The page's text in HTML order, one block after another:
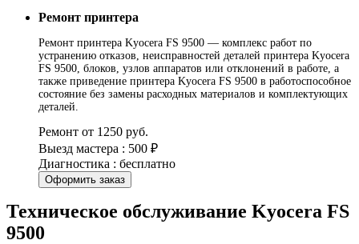
Ремонт принтера
Ремонт принтера Kyocera FS 9500 — комплекс работ по
устранению отказов, неисправностей деталей принтера Kyocera
FS 9500, блоков, узлов аппаратов или отклонений в работе, а
также приведение принтера Kyocera FS 9500 в работоспособное
состояние без замены расходных материалов и комплектующих
деталей.
Ремонт от 1250 руб.
Выезд мастера : 500 ₽
Диагностика : бесплатно
Оформить заказ
Техническое обслуживание Kyocera FS
9500